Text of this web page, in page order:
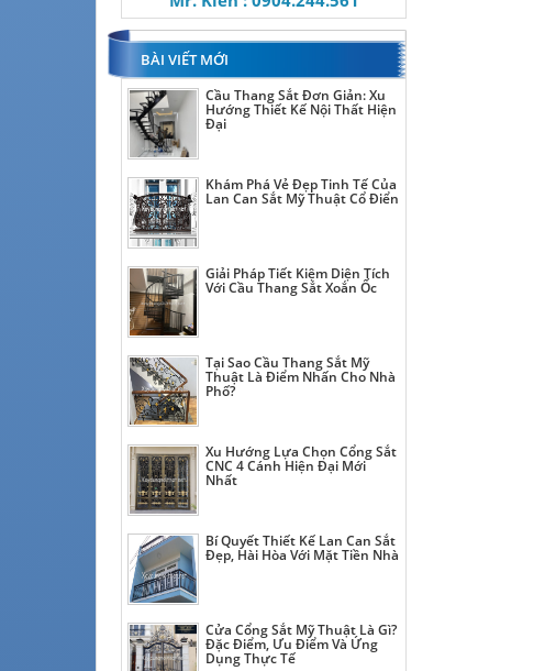
BÀI VIẾT MỚI
Cầu Thang Sắt Đơn Giản: Xu
Hướng Thiết Kế Nội Thất Hiện
Đại
Khám Phá Vẻ Đẹp Tinh Tế Của
Lan Can Sắt Mỹ Thuật Cổ Điển
Giải Pháp Tiết Kiệm Diện Tích
Với Cầu Thang Sắt Xoắn Ốc
Tại Sao Cầu Thang Sắt Mỹ
Thuật Là Điểm Nhấn Cho Nhà
Phố?
Xu Hướng Lựa Chọn Cổng Sắt
CNC 4 Cánh Hiện Đại Mới
Nhất
Bí Quyết Thiết Kế Lan Can Sắt
Đẹp, Hài Hòa Với Mặt Tiền Nhà
Cửa Cổng Sắt Mỹ Thuật Là Gì?
Đặc Điểm, Ưu Điểm Và Ứng
Dụng Thực Tế